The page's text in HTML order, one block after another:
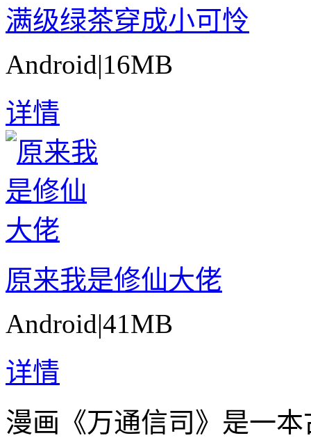
满级绿茶穿成小可怜
Android|16MB
详情
原来我是修仙大佬
Android|41MB
详情
漫画《万通信司》是一